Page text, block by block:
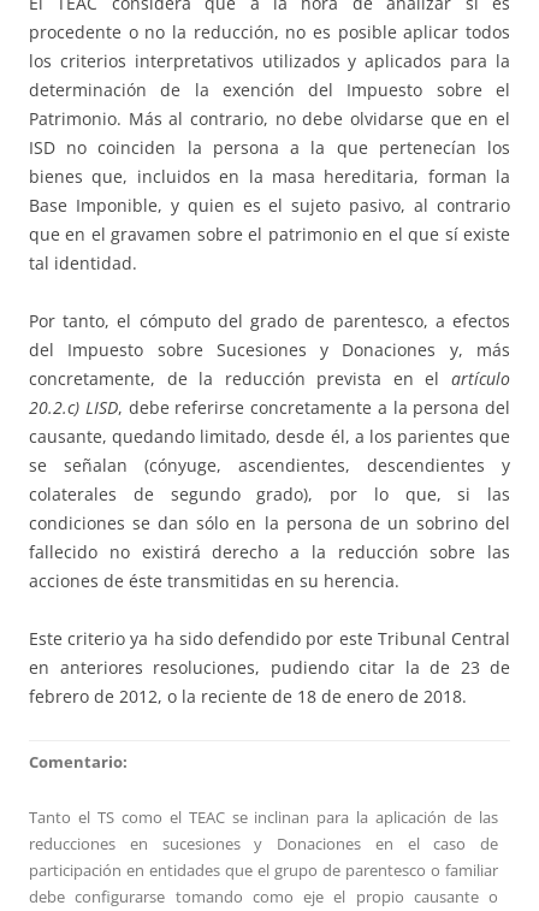
procedente o no la reducción, no es posible aplicar todos
los criterios interpretativos utilizados y aplicados para la
determinación de la exención del Impuesto sobre el
Patrimonio. Más al contrario, no debe olvidarse que en el
ISD no coinciden la persona a la que pertenecían los
bienes que, incluidos en la masa hereditaria, forman la
Base Imponible, y quien es el sujeto pasivo, al contrario
que en el gravamen sobre el patrimonio en el que sí existe
tal identidad.
Por tanto, el cómputo del grado de parentesco, a efectos
del Impuesto sobre Sucesiones y Donaciones y, más
concretamente, de la reducción prevista en el artículo
20.2.c) LISD, debe referirse concretamente a la persona del
causante, quedando limitado, desde él, a los parientes que
se señalan (cónyuge, ascendientes, descendientes y
colaterales de segundo grado), por lo que, si las
condiciones se dan sólo en la persona de un sobrino del
fallecido no existirá derecho a la reducción sobre las
acciones de éste transmitidas en su herencia.
Este criterio ya ha sido defendido por este Tribunal Central
en anteriores resoluciones, pudiendo citar la de 23 de
febrero de 2012, o la reciente de 18 de enero de 2018.
Comentario:
Tanto el TS como el TEAC se inclinan para la aplicación de las
reducciones en sucesiones y Donaciones en el caso de
participación en entidades que el grupo de parentesco o familiar
debe configurarse tomando como eje el propio causante o